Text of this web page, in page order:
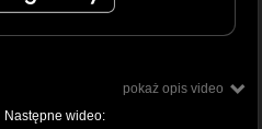
pokaż opis video
Następne wideo: